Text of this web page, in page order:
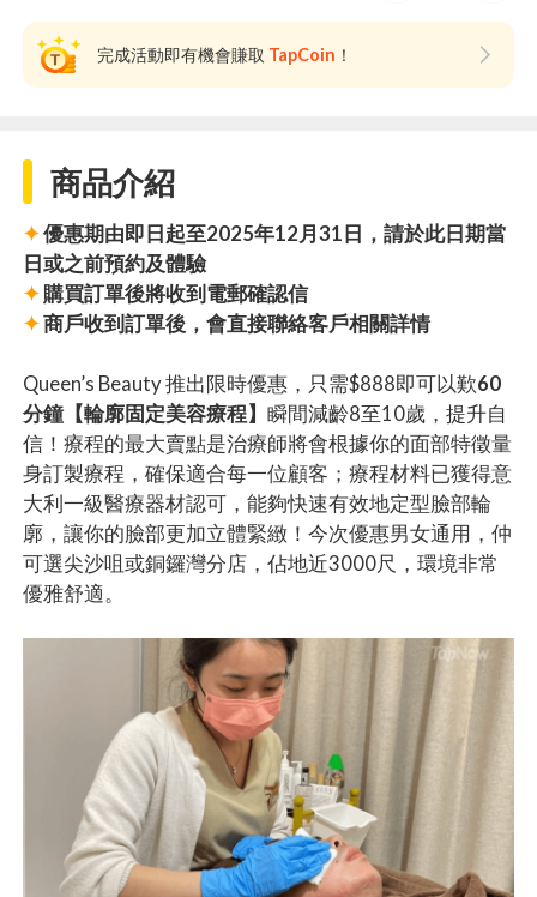
完成活動即有機會賺取 TapCoin ！
商品介紹
✦優惠期由即日起至2025年12月31日，請於此日期當
日或之前預約及體驗
✦購買訂單後將收到電郵確認信
✦商戶收到訂單後，會直接聯絡客戶相關詳情
Queen’s Beauty 推出限時優惠，只需$888即可以歎60
分鐘【輪廓固定美容療程】瞬間減齡8至10歲，提升自
信！療程的最大賣點是治療師將會根據你的面部特徵量
身訂製療程，確保適合每一位顧客；療程材料已獲得意
大利一級醫療器材認可，能夠快速有效地定型臉部輪
廓，讓你的臉部更加立體緊緻！今次優惠男女通用，仲
可選尖沙咀或銅鑼灣分店，佔地近3000尺，環境非常
優雅舒適。